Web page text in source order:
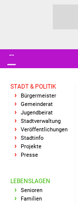
STADT & POLITIK
Bürgermeister
Gemeinderat
Jugendbeirat
Stadtverwaltung
Veröffentlichungen
Stadtinfo
Projekte
Presse
LEBENSLAGEN
Senioren
Familien